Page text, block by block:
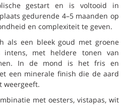
gestart en is voltooid in
gedurende 4–5 maanden op
en complexiteit te geven.
als een bleek goud met groene
met heldere tonen van
In de mond is het fris en
een minerale finish die de aard
weergeeft.
met oesters, vistapas, wit